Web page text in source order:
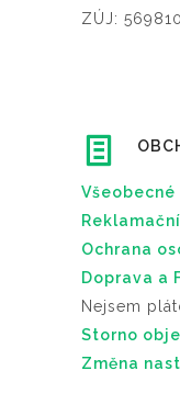
ZÚJ:
Ochrana
Doprava a
Nejsem
Storno
Změna